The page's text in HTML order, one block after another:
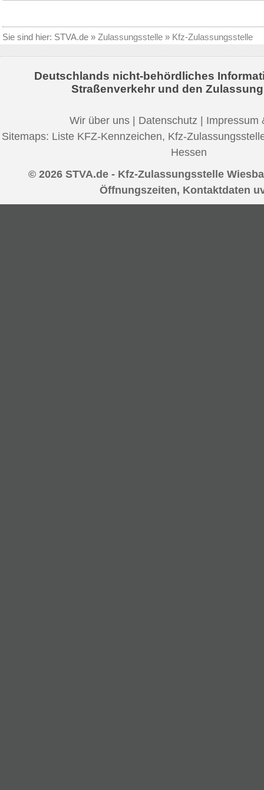
Sie sind hier: STVA.de » Zulassungsstelle » Kfz-Zulassungsstelle
Deutschlands nicht-behördliches
Straßenverkehr und den
Wir über uns Datenschutz
Impressum
Sitemaps: Liste KFZ-Kennzeichen, Kfz-
Hessen
© 2026 STVA.de - Kfz-Zulassungsstelle
Öffnungszeiten, Kontaktdaten